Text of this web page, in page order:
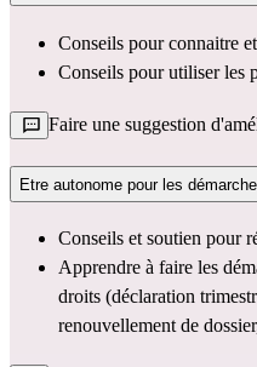
Conseils pour connaitre
Conseils pour utiliser les
Faire une suggestion
Etre autonome pour les
Conseils et soutien pour
Apprendre à faire les
droits (déclaration
renouvellement de